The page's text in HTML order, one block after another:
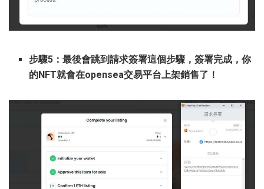
步驟5：最後會跳到請求簽署這個步驟，簽署完成，你
的NFT就會在opensea交易平台上架銷售了！